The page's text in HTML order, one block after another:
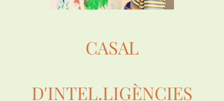
CASAL
D'INTEL.LIGÈNCIES